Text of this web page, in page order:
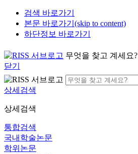
검색 바로가기
본문 바로가기(skip to content)
하단정보 바로가기
무엇을 찾고 계세요?
닫기
상세검색
상세검색
통합검색
국내학술논문
학위논문